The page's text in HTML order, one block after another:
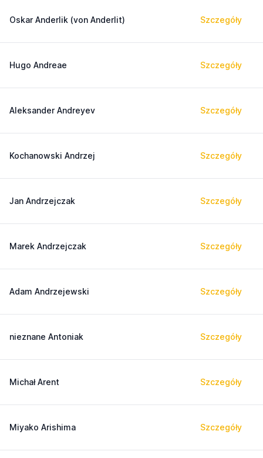
Oskar Anderlik (von Anderlit) Szczegóły
Hugo Andreae Szczegóły
Aleksander Andreyev Szczegóły
Kochanowski Andrzej Szczegóły
Jan Andrzejczak Szczegóły
Marek Andrzejczak Szczegóły
Adam Andrzejewski Szczegóły
nieznane Antoniak Szczegóły
Michał Arent Szczegóły
Miyako Arishima Szczegóły